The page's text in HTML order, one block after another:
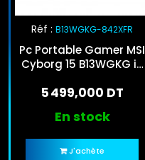
Réf : B13WGKG-842XFR
Pc Portable Gamer MSI
Cyborg 15 B13WGKG i7
RTX 5070
5 499,000 DT
En stock
J'achète